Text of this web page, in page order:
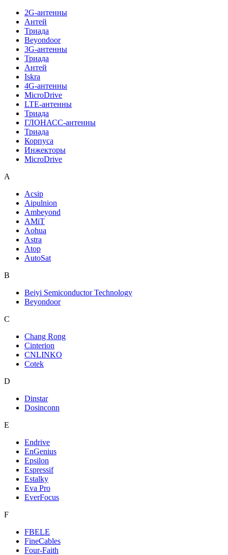
2G-антенны
Антей
Триада
Beyondoor
3G-антенны
Триада
Антей
Iskra
4G-антенны
MicroDrive
LTE-антенны
Триада
ГЛОНАСС-антенны
Триада
Корпуса
Инжекторы
MicroDrive
A
Acsip
Aipulnion
Ambeyond
AMiT
Aohua
Astra
Atop
AutoSat
B
Beiyi Semiconductor Technology
Beyondoor
C
Chang Rong
Cinterion
CNLINKO
Cotek
D
Dinstar
Dosinconn
E
Endrive
EnGenius
Epsilon
Espressif
Estalky
Eva Pro
EverFocus
F
FBELE
FineCables
Four-Faith